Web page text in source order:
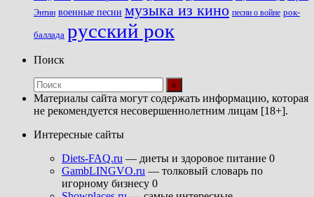
Энтин военные песни музыка из кино песни о войне рок-
баллада русский рок
Поиск
Материалы сайта могут содержать информацию, которая
не рекомендуется несовершеннолетним лицам [18+].
Интересные сайты
Diets-FAQ.ru — диеты и здоровое питание 0
GambLINGVO.ru — толковый словарь по
игорному бизнесу 0